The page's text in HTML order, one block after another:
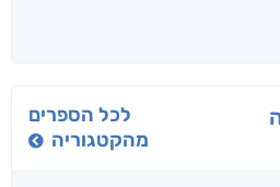
תרדמת
א. פ.